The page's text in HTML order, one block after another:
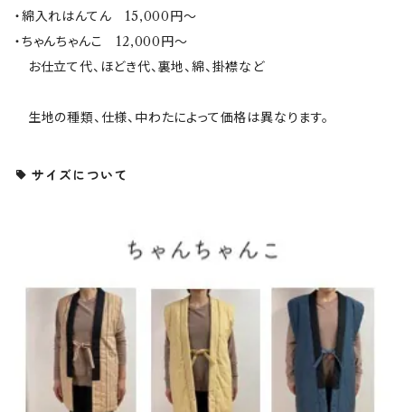
・綿入れはんてん 15,000円〜
・ちゃんちゃんこ 12,000円〜
お仕立て代、ほどき代、裏地、綿、掛襟など
生地の種類、仕様、中わたによって価格は異なります。
サイズについて